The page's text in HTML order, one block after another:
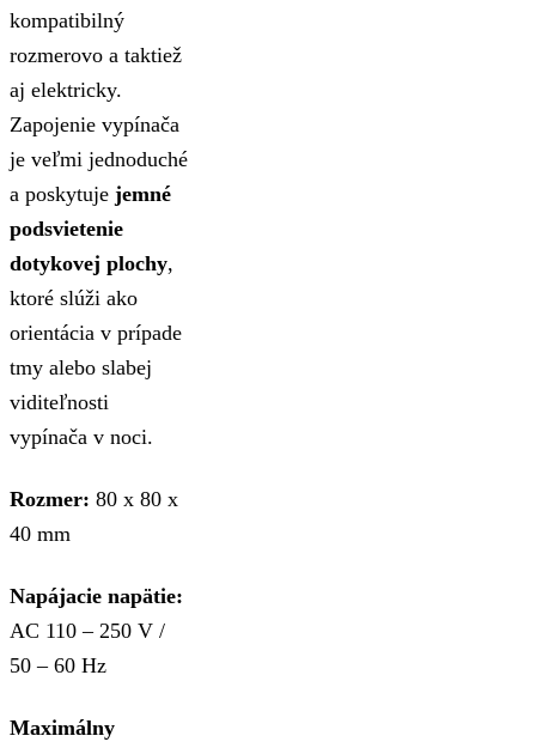
kompatibilný
rozmerovo a taktiež
aj elektricky.
Zapojenie vypínača
je veľmi jednoduché
a poskytuje jemné
podsvietenie
dotykovej plochy,
ktoré slúži ako
orientácia v prípade
tmy alebo slabej
viditeľnosti
vypínača v noci.
Rozmer: 80 x 80 x
40 mm
Napájacie napätie:
AC 110 – 250 V /
50 – 60 Hz
Maximálny